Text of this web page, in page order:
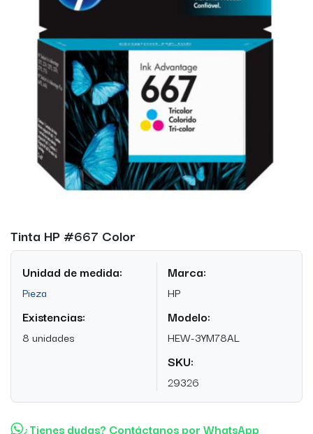
Tinta HP #667 Color
Unidad de medida:
Pieza
Existencias:
8 unidades
Marca:
HP
Modelo:
HEW-3YM78AL
SKU:
29326
¿Tienes dudas? Contáctanos por WhatsApp